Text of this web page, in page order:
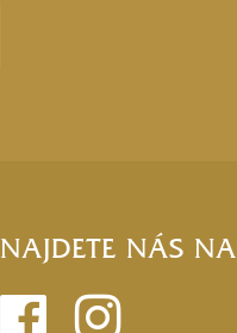
NAJDETE NÁS NA